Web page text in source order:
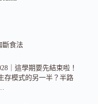
斷食法
｜這學期要先結束啦！
存模式的另一半？半路